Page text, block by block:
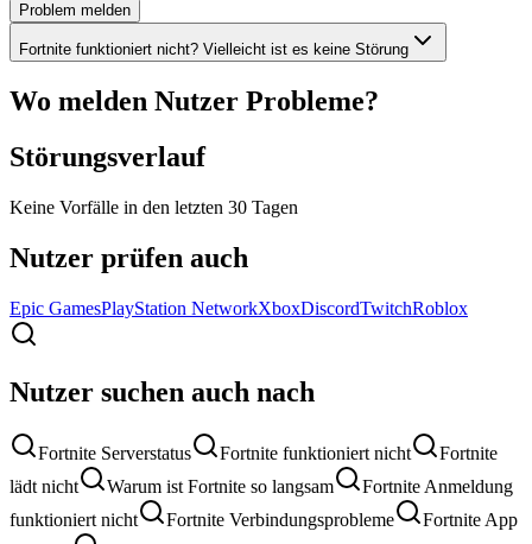
Problem melden
Fortnite funktioniert nicht? Vielleicht ist es keine Störung
Wo melden Nutzer Probleme?
Störungsverlauf
Keine Vorfälle in den letzten 30 Tagen
Nutzer prüfen auch
Epic GamesPlayStation NetworkXboxDiscordTwitchRoblox
Nutzer suchen auch nach
Fortnite Serverstatus Fortnite funktioniert nicht
Fortnite
lädt nicht
Warum ist Fortnite so langsam
Fortnite Anmeldung
funktioniert nicht
Fortnite Verbindungsprobleme
Fortnite App